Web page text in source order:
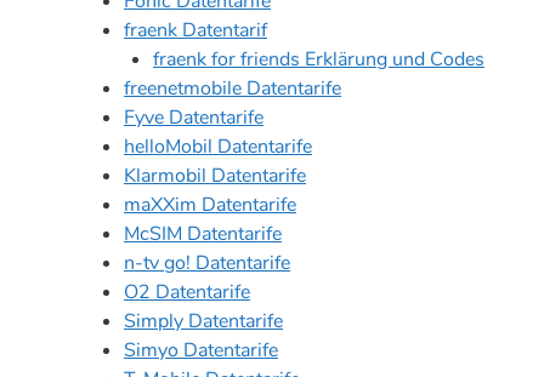
fraenk Datentarif
fraenk for friends Erklärung und Codes
freenetmobile Datentarife
Fyve Datentarife
helloMobil Datentarife
Klarmobil Datentarife
maXXim Datentarife
McSIM Datentarife
n-tv go! Datentarife
O2 Datentarife
Simply Datentarife
Simyo Datentarife